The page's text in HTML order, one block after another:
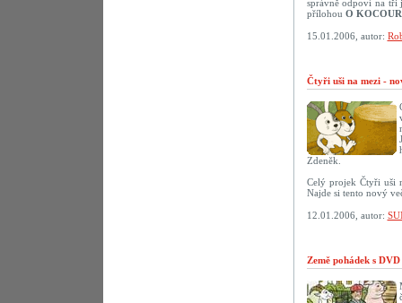
správně odpoví na tři
přílohou O
15.01.2006, autor:
Čtyři uši na mezi -
Zdeněk.
Celý projek Čtyři uši
Najde si tento nový
12.01.2006, autor:
Země pohádek s